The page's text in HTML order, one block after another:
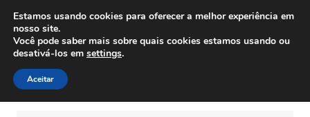
para
conteúdo
Wiley Wales
corais algas e vida marinha
Estamos usando cookies para oferecer a melhor experiência em
nosso site.
Você pode saber mais sobre quais cookies estamos usando ou
desativá-los em settings.
Aceitar